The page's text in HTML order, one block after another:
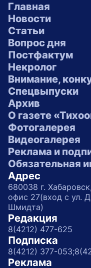
Главная
Новости
Статьи
Вопрос дня
Постфактум
Некролог
Внимание,
Спецвыпуски
Архив
О газете
Фотогалерея
Видеогалерея
Реклама и
Обязательная
Адрес
680038 г.
офис 27(вход с ул.
Шмидта)
Редакция
8(4212) 477-625
Подписка
8(4212) 377-053;
Реклама